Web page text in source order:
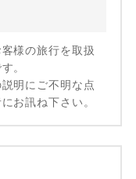
様の旅行を取扱
。
明にご不明な点
お訊ね下さい。